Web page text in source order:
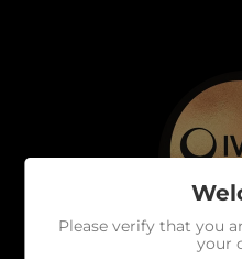
Please verify that you
your